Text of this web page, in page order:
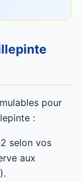
pour
:
selon vos
aux